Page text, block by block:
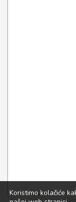
Koristimo kolačiće